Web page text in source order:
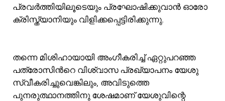
പ്രവര്‍ത്തിയിലൂടെയും പ്രഘോഷിക്കുവാൻ ഓരോ
ക്രിസ്ത്യാനിയും വിളിക്കപ്പെട്ടിരിക്കുന്നു.
തന്നെ മിശിഹായായി അംഗീകരിച്ച് ഏറ്റുപറഞ്ഞ
പത്രോസിന്‍റെ വിശ്വാസ പ്രഖ്യാപനം യേശു
സ്വീകരിച്ചുവെങ്കിലും, അവിടുത്തെ
പുനരുത്ഥാനത്തിനു ശേഷമാണ് യേശുവിന്റെ